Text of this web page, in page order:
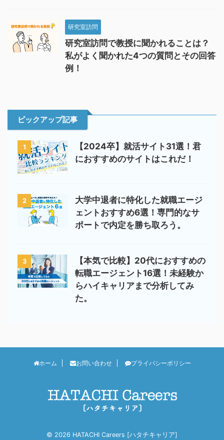
研究室訪問
研究室訪問で教授に聞かれることは？
私がよく聞かれた4つの質問とその回答
例！
ピックアップ記事
1
【2024卒】就活サイト31選！君
におすすめのサイトはこれだ！
2
大学中退者に特化した就職エージ
ェントおすすめ6選！専門的なサ
ポートで内定を勝ち取ろう。
3
【本気で比較】20代におすすめの
転職エージェント16選！未経験か
らハイキャリアまで分析してみ
た。
ホーム お問い合わせ プライバシーポリシー
© 2026 HATACHI Careers [ハタチキャリア]